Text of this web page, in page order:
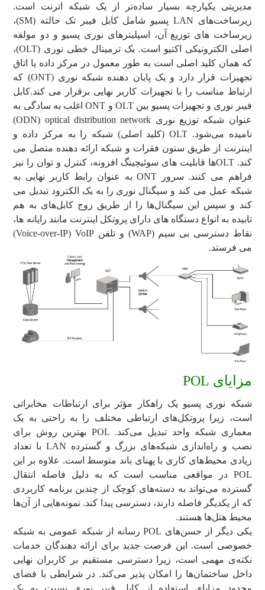
مدیریتی یکپارچه بسیار ساده‌تر از یک شبکه اترنت است.
زیرساخت‌های LAN پسیو شامل کابل فیبر تک حالته (SM)،
زیرساخت های توزیع آن، اسپلیترهای نوری پسیو و دو مولفه
اصلی الکترونیکی اکتیو است. یک ترمینال خطی نوری (OLT)،
که همان کلید اصلی است به طور معمول در مرکز داده یا اتاق
تجهیزات قرار دارد و یک پایان دهنده شبکه نوری (ONT) که
ارتباط مناسب را با تجهیزات کاربر نهایی برقرار می کند.کابل
فیبر نوری و تجهیزات پسیو بین OLT و ONT اغلب به سادگی به
عنوان شبکه توزیع نوری ODN) optical distribution network)
نامیده می‌شود. OLT (کلید اصلی) شبکه را به مرکز داده و
اینترنت از طریق ستون فقرات و شبکه ارائه دهنده متصل می
کند. OLTها قابلیت های سوئیچینگ افزونه، کنترل و توان را نیز
فراهم می کنند. سرور ONT به عنوان رابط کاربر نهایی به
شبکه عمل می کند و سیگنال نوری را به یک الکترود تبدیل می
کند و سپس این سیگنال‌ها را از طریق زوج کابل‌های به هم
تابیده به انواع دستگاه های دارای پروتکل اینترنت مانند رایانه ها،
نقاط دسترسی بی سیم (WAP) و تلفن Voice-over-IP) VoIP)
می فرستد.
مزایای POL
شبکه نوری پسیو یک راهکار مؤثر برای ارتباطات مخابراتی
است، زیرا پروتکل‌های ارتباطی مختلف را به راحتی به یک
معماری شبکه واحد تبدیل می‌کند. POL بهترین روش برای
نصب و راه‌اندازی شبکه‌های بزرگ و گسترده LAN با تعداد
زیادی محیط‌های کاری با پهنای باند متوسط است. علاوه بر این
POL در مواقعی مناسب است که به دلیل فاصله انتقال
گسترده می‌تواند به دسته‌های کوچک از چندین برنامه کاربردی
که از یکدیگر فاصله دارند، دسترسی پیدا کند. نمونه‌هایی از آن‌ها
محیط هتل‌ها هستند.
یکی دیگر از حسن‌های POL رسانه از شبکه عمومی به شبکه
خصوصی است. این فرصت جدید برای ارائه دهندگان خدمات
نکته‌ی مهمی است، زیرا ‌دسترسی مستقیم بر کاربران نهایی
داخل ساختمان‌ها را امکان پذیر می‌کند. در شرایطی با فضای
محدود مزایای استفاده از کابل فیبر نوری نسبت به یک